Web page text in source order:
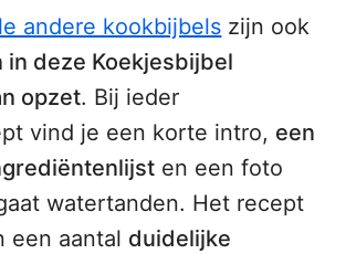
andere kookbijbels zijn ook
in deze Koekjesbijbel
opzet. Bij ieder
vind je een korte intro, een
en een foto
watertanden. Het recept
een aantal duidelijke